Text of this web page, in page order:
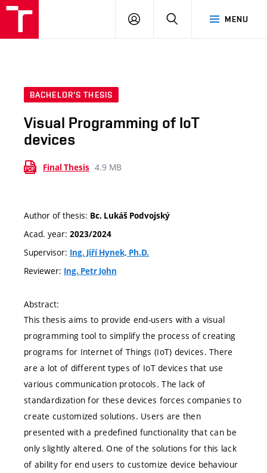
MENU
LOG
SEARCH
BACHELOR'S THESIS
Visual Programming of IoT
devices
Final Thesis 4.9 MB
Author of thesis: Bc. Lukáš Podvojský
Acad. year: 2023/2024
Supervisor: Ing. Jiří Hynek, Ph.D.
Reviewer: Ing. Petr John
Abstract:
This thesis aims to provide end-users with a visual
programming tool to simplify the process of creating
programs for Internet of Things (IoT) devices. There
are a lot of different types of IoT devices that use
various communication protocols. The lack of
standardization for these devices forces companies to
create customized solutions. Users are then
presented with a predefined functionality that can be
only slightly altered. One of the solutions for this lack
of ability for end users to customize device behaviour